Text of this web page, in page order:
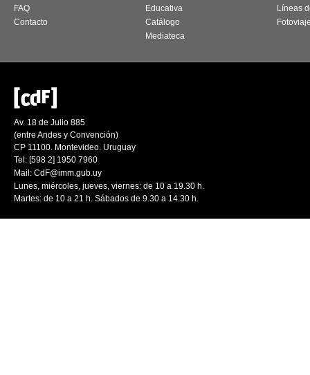
FAQ
Contacto
Educativa
Catálogo
Mediateca
Líneas
Av. 18 de Julio 885
(entre Andes y Convención)
CP 11100. Montevideo. Uruguay
Tel: [598 2] 1950 7960
Mail: CdF@imm.gub.uy
Lunes, miércoles, jueves, viernes: de 10 a 19.30 h.
Martes: de 10 a 21 h. Sábados de 9.30 a 14.30 h.